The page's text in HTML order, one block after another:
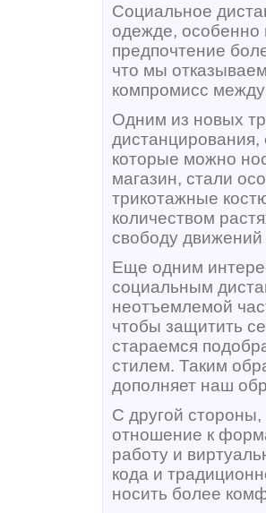
Социальное
одежде, особенно
предпочтение
что мы
компромисс
Одним из новых
которые можно
магазин, стали
трикотажные
количеством
свободу
Еще одним
социальным
неотъемлемой
чтобы защитить
стараемся
стилем. Таким
дополняет наш
С другой
отношение к
работу и
кода и
носить более